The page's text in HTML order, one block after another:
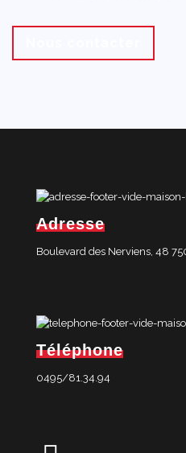
Adresse
Boulevard des Nerviens, 48
Téléphone
0495/81.34.94